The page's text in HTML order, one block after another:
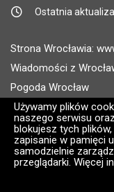
Używamy plików
naszego serwisu
blokujesz tych
zapisanie w pamięci
samodzielnie
przeglądarki. Więcej
Ostatnia
Strona Wrocławia:
Wiadomości z
Pogoda Wrocław
Rozkłady jazdy MPK
Administratorem
Wersja systemu: 2.8.30.09